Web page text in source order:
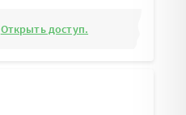
Открыть доступ.